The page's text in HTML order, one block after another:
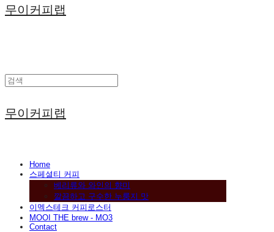
무이커피랩
무이커피랩
Home
스페셜티 커피
베리류와 와인의 향미
깔끔하고 구수한 누룽지 맛
이멕스테크 커피로스터
MOOI THE brew - MO3
Contact